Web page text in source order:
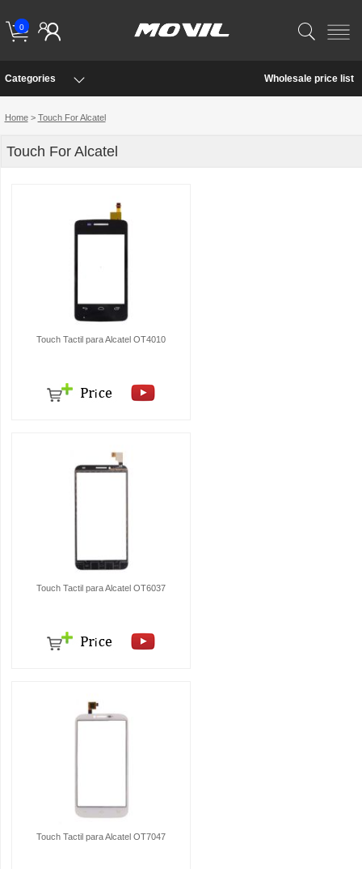
0
Categories Wholesale price list
Home> Touch For Alcatel
Touch For Alcatel
Touch Tactil para Alcatel OT4010
Touch Tactil para Alcatel OT6037
Touch Tactil para Alcatel OT7047